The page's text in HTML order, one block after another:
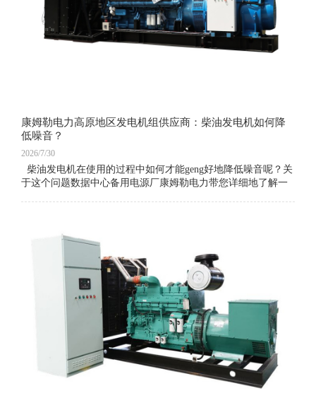
康姆勒电力高原地区发电机组供应商：柴油发电机如何降
低噪音？
2026/7/30
柴油发电机在使用的过程中如何才能geng好地降低噪音呢？关
于这个问题数据中心备用电源厂康姆勒电力带您详细地了解一